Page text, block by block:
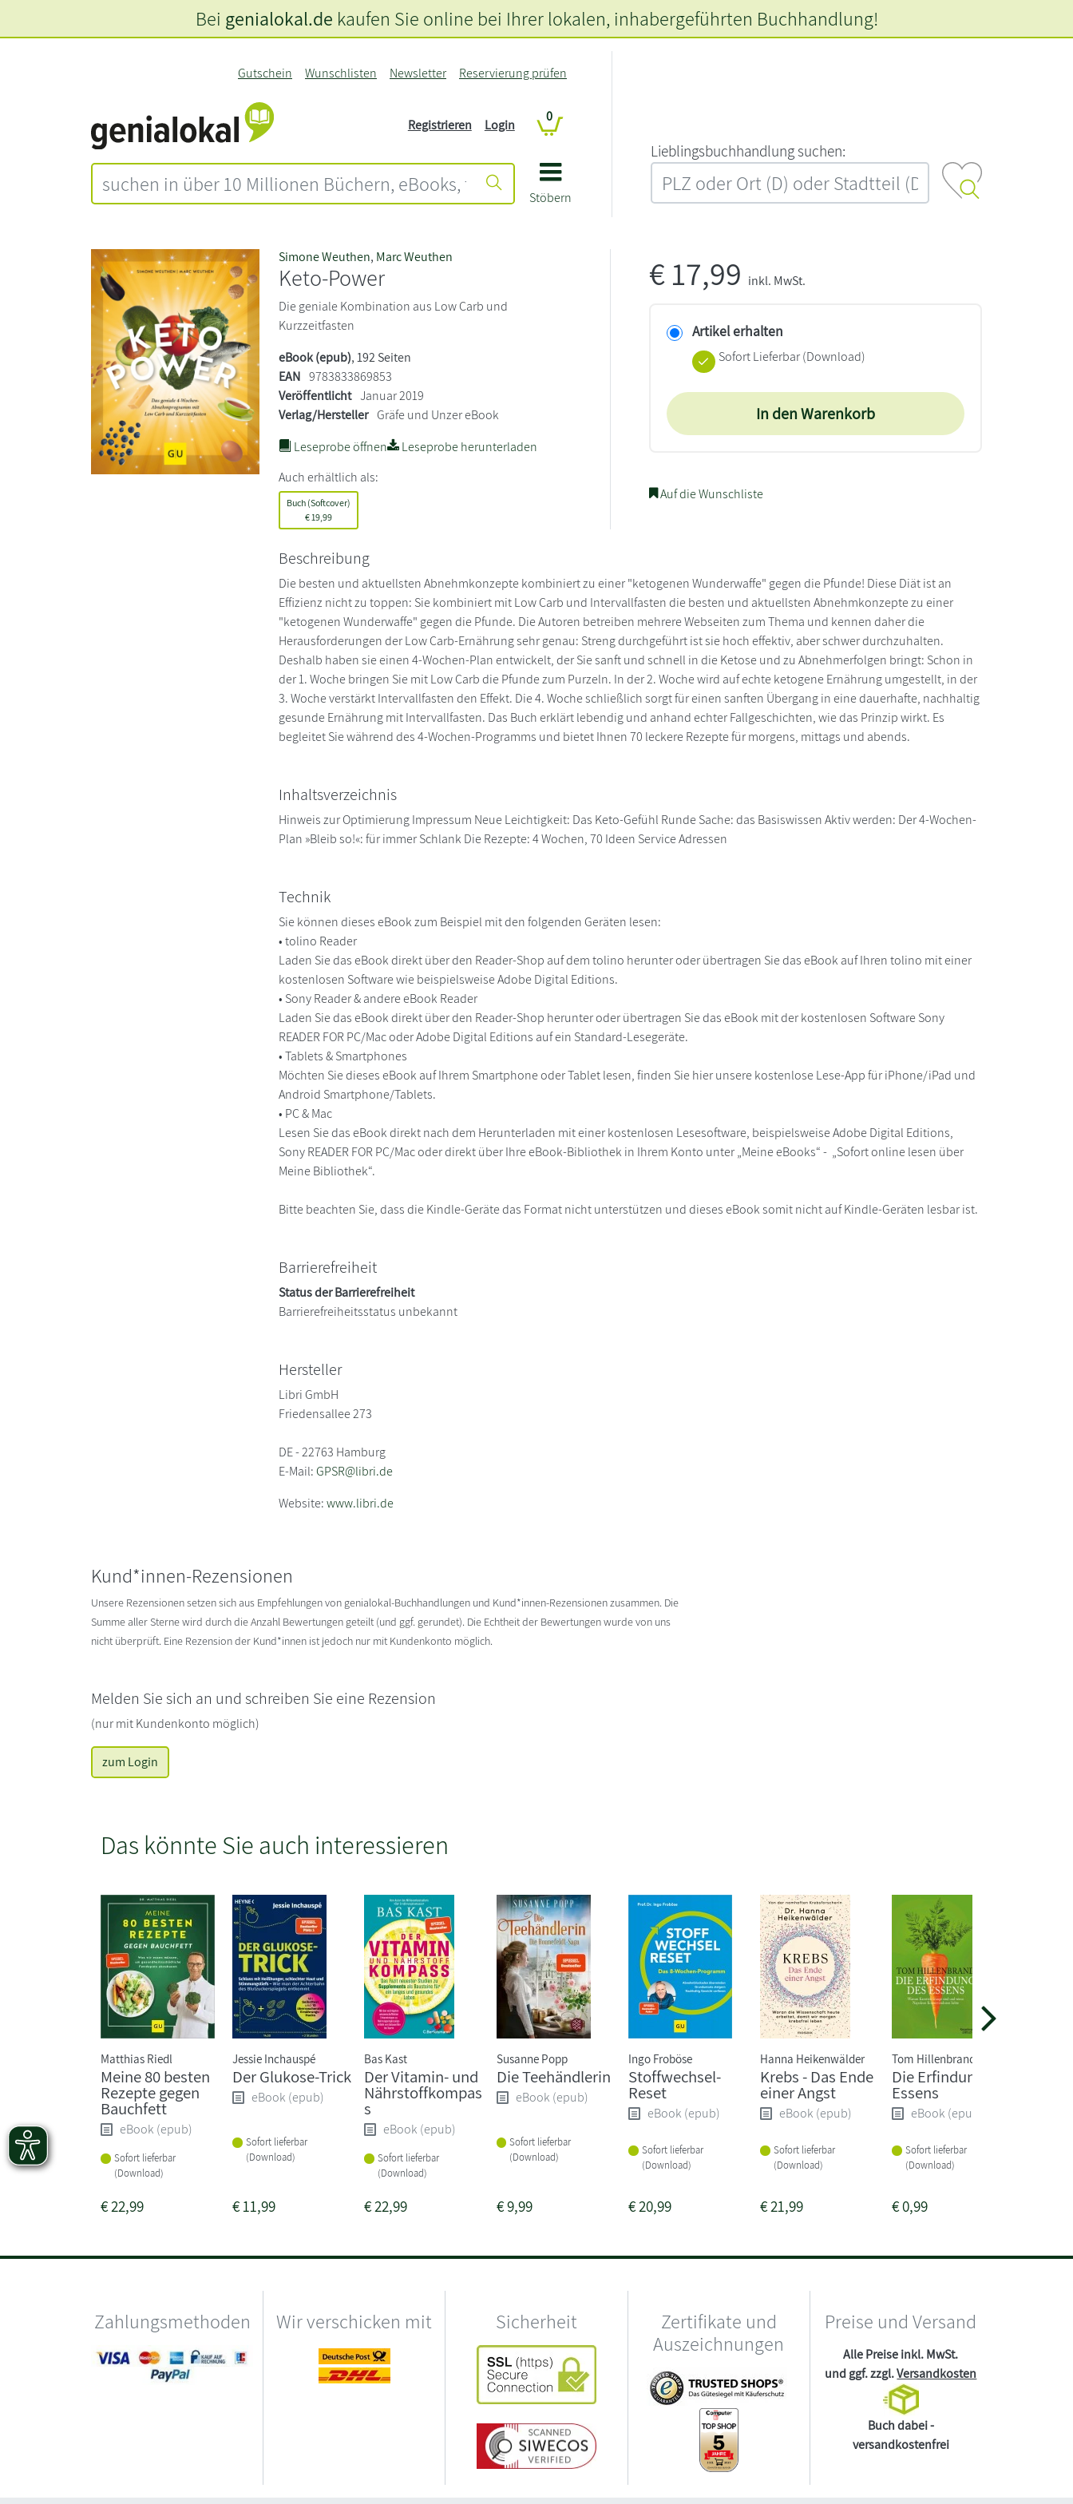
Stöbern
Gutschein Wunschlisten Newsletter Reservierung prüfen
Registrieren Login
0
L‍i‍e‍b‍l‍i‍n‍g‍s‍b‍u‍c‍h‍h‍a‍n‍d‍l‍u‍n‍g‍ ‍s‍u‍c‍h‍e‍n‍:‍
Bei genialokal.de kaufen Sie online bei Ihrer lokalen, inhabergeführten Buchhandlung!
Simone Weuthen, Marc Weuthen
Keto-Power
Die geniale Kombination aus Low Carb und
Kurzzeitfasten
eBook (epub), 192 Seiten
EAN 9783833869853
Veröffentlicht Januar 2019
Verlag/Hersteller Gräfe und Unzer eBook
Leseprobe öffnen
Leseprobe herunterladen
Auch erhältlich als:
Buch (Softcover)
€ 19,99
€17,99 inkl. MwSt.
Artikel erhalten
Sofort Lieferbar (Download)
In den Warenkorb
Auf die Wunschliste
Beschreibung
Die besten und aktuellsten Abnehmkonzepte kombiniert zu einer "ketogenen Wunderwaffe" gegen die Pfunde! Diese Diät ist an
Effizienz nicht zu toppen: Sie kombiniert mit Low Carb und Intervallfasten die besten und aktuellsten Abnehmkonzepte zu einer
"ketogenen Wunderwaffe" gegen die Pfunde. Die Autoren betreiben mehrere Webseiten zum Thema und kennen daher die
Herausforderungen der Low Carb-Ernährung sehr genau: Streng durchgeführt ist sie hoch effektiv, aber schwer durchzuhalten.
Deshalb haben sie einen 4-Wochen-Plan entwickelt, der Sie sanft und schnell in die Ketose und zu Abnehmerfolgen bringt: Schon in
der 1. Woche bringen Sie mit Low Carb die Pfunde zum Purzeln. In der 2. Woche wird auf echte ketogene Ernährung umgestellt, in der
3. Woche verstärkt Intervallfasten den Effekt. Die 4. Woche schließlich sorgt für einen sanften Übergang in eine dauerhafte, nachhaltig
gesunde Ernährung mit Intervallfasten. Das Buch erklärt lebendig und anhand echter Fallgeschichten, wie das Prinzip wirkt. Es
begleitet Sie während des 4-Wochen-Programms und bietet Ihnen 70 leckere Rezepte für morgens, mittags und abends.
Inhaltsverzeichnis
Hinweis zur Optimierung Impressum Neue Leichtigkeit: Das Keto-Gefühl Runde Sache: das Basiswissen Aktiv werden: Der 4-Wochen-
Plan »Bleib so!«: für immer Schlank Die Rezepte: 4 Wochen, 70 Ideen Service Adressen
Technik
Sie können dieses eBook zum Beispiel mit den folgenden Geräten lesen:
• tolino Reader
Laden Sie das eBook direkt über den Reader-Shop auf dem tolino herunter oder übertragen Sie das eBook auf Ihren tolino mit einer
kostenlosen Software wie beispielsweise Adobe Digital Editions.
• Sony Reader & andere eBook Reader
Laden Sie das eBook direkt über den Reader-Shop herunter oder übertragen Sie das eBook mit der kostenlosen Software Sony
READER FOR PC/Mac oder Adobe Digital Editions auf ein Standard-Lesegeräte.
• Tablets & Smartphones
Möchten Sie dieses eBook auf Ihrem Smartphone oder Tablet lesen, finden Sie hier unsere kostenlose Lese-App für iPhone/iPad und
Android Smartphone/Tablets.
• PC & Mac
Lesen Sie das eBook direkt nach dem Herunterladen mit einer kostenlosen Lesesoftware, beispielsweise Adobe Digital Editions,
Sony READER FOR PC/Mac oder direkt über Ihre eBook-Bibliothek in Ihrem Konto unter „Meine eBooks“ - „Sofort online lesen über
Meine Bibliothek“.
Bitte beachten Sie, dass die Kindle-Geräte das Format nicht unterstützen und dieses eBook somit nicht auf Kindle-Geräten lesbar ist.
Barrierefreiheit
Status der Barrierefreiheit
Barrierefreiheitsstatus unbekannt
Hersteller
Libri GmbH
Friedensallee 273
DE - 22763 Hamburg
E-Mail:GPSR@libri.de
Website:www.libri.de
Kund*innen-Rezensionen
Unsere Rezensionen setzen sich aus Empfehlungen von genialokal-Buchhandlungen und Kund*innen-Rezensionen zusammen. Die
Summe aller Sterne wird durch die Anzahl Bewertungen geteilt (und ggf. gerundet). Die Echtheit der Bewertungen wurde von uns
nicht überprüft. Eine Rezension der Kund*innen ist jedoch nur mit Kundenkonto möglich.
Melden Sie sich an und schreiben Sie eine Rezension
(nur mit Kundenkonto möglich)
zum Login
Das könnte Sie auch interessieren
Matthias Riedl
Meine 80 besten
Rezepte gegen
Bauchfett
eBook (epub)
Sofort lieferbar
(Download)
€22,99
Jessie Inchauspé
Der Glukose-Trick
eBook (epub)
Sofort lieferbar
(Download)
€11,99
Bas Kast
Der Vitamin- und
Nährstoffkompas
s
eBook (epub)
Sofort lieferbar
(Download)
€22,99
Susanne Popp
Die Teehändlerin
eBook (epub)
Sofort lieferbar
(Download)
€9,99
Ingo Froböse
Stoffwechsel-
Reset
eBook (epub)
Sofort lieferbar
(Download)
€20,99
Hanna Heikenwälder
Krebs - Das Ende
einer Angst
eBook (epub)
Sofort lieferbar
(Download)
€21,99
Tom Hillenbrand
Die Erfindung des
Essens
eBook (epub)
Sofort lieferbar
(Download)
€0,99
Zahlungsmethoden Wir verschicken mit Sicherheit
Zertifikate und
Auszeichnungen
Preise und Versand
Alle Preise inkl. MwSt.
und ggf. zzgl.Versandkosten
Buch dabei -
versandkostenfrei